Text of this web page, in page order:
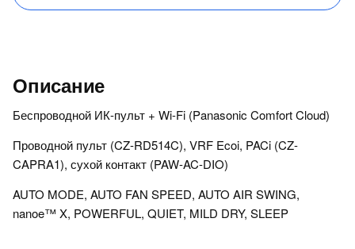
Описание
Беспроводной ИК-пульт + Wi-Fi (Panasonic Comfort Cloud)
Проводной пульт (CZ-RD514C), VRF Ecoi, PACi (CZ-
CAPRA1), сухой контакт (PAW-AC-DIO)
AUTO MODE, AUTO FAN SPEED, AUTO AIR SWING,
nanoe™ X, POWERFUL, QUIET, MILD DRY, SLEEP